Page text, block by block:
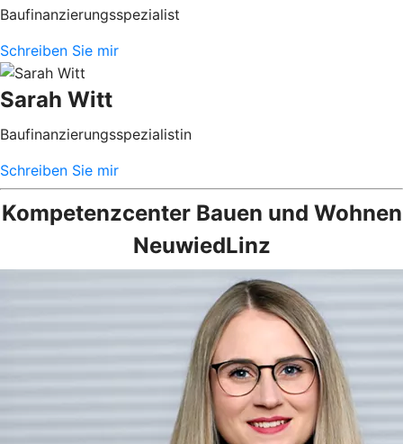
Baufinanzierungsspezialist
Schreiben Sie mir
Sarah Witt
Baufinanzierungsspezialistin
Schreiben Sie mir
Kompetenzcenter Bauen und Wohnen
NeuwiedLinz